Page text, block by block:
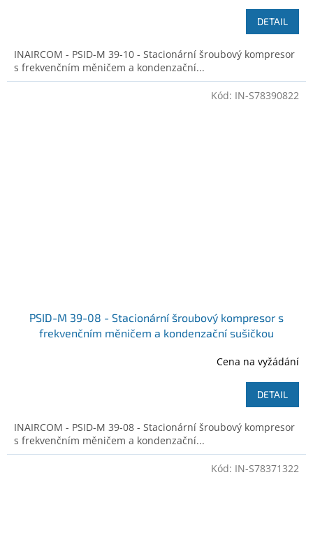
DETAIL
INAIRCOM - PSID-M 39-10 - Stacionární šroubový kompresor
s frekvenčním měničem a kondenzační...
PSID-M 39-08 - Stacionární šroubový kompresor s
frekvenčním měničem a kondenzační sušičkou
Cena na vyžádání
DETAIL
INAIRCOM - PSID-M 39-08 - Stacionární šroubový kompresor
s frekvenčním měničem a kondenzační...
Kód: IN-S78390822
Kód: IN-S78371322